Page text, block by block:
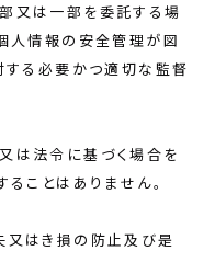
又は一部を委託する場
人情報の安全管理が図
する必要かつ適切な監督
は法令に基づく場合を
ことはありません。
又はき損の防止及び是